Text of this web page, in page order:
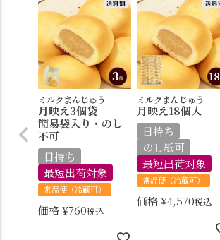
ミルクまんじゅう
月映え3個袋
簡易袋入り・のし
不可
日持ち
最短出荷対象
常温便（冷蔵可）
価格¥760税込
ミルクまんじゅう
月映え18個入
日持ち
のし紙可
最短出荷対象
常温便（冷蔵可）
価格¥4,570税込